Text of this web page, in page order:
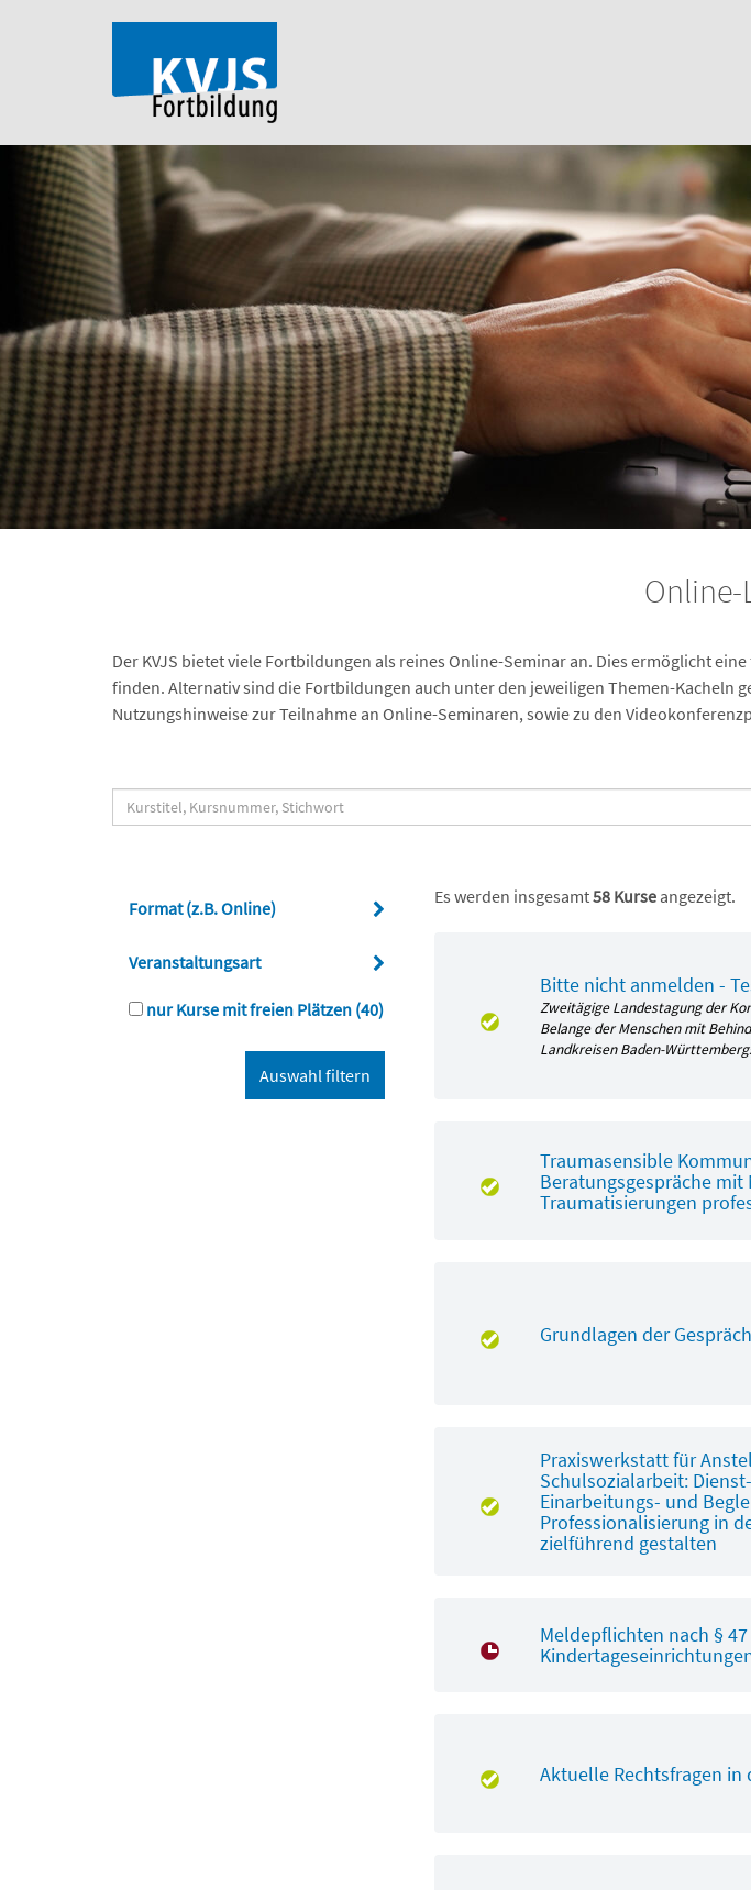
Online-
Der KVJS bietet viele Fortbildungen als reines Online-Seminar an. Dies ermöglicht
finden. Alternativ sind die Fortbildungen auch unter den jeweiligen Themen-Kacheln
Nutzungshinweise zur Teilnahme an Online-Seminaren, sowie zu den
Format (z.B. Online)
Veranstaltungsart
nur Kurse mit freien Plätzen (40)
Es werden insgesamt58 Kurseangezeigt.
Bitte nicht anmelden -
Zweitägige Landestagung der
Belange der Menschen mit
Landkreisen Baden-
Traumasensible
Beratungsgespräche mit
Traumatisierungen
Grundlagen der
Praxiswerkstatt für
Schulsozialarbeit:
Einarbeitungs- und
Professionalisierung in
zielführend gestalten
Meldepflichten nach §
Aktuelle Rechtsfragen in